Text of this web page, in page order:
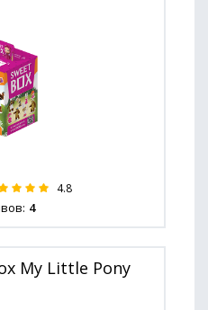
4.8
4
My Little Pony